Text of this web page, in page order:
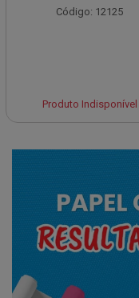
Código: 12125
Produto Indisponível